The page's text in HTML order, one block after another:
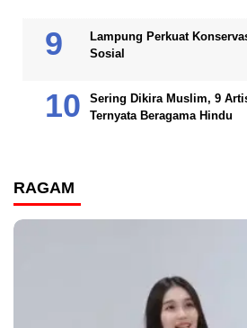
Lampung Perkuat
Sosial
Sering Dikira Muslim, 9
Ternyata Beragama Hindu
RAGAM